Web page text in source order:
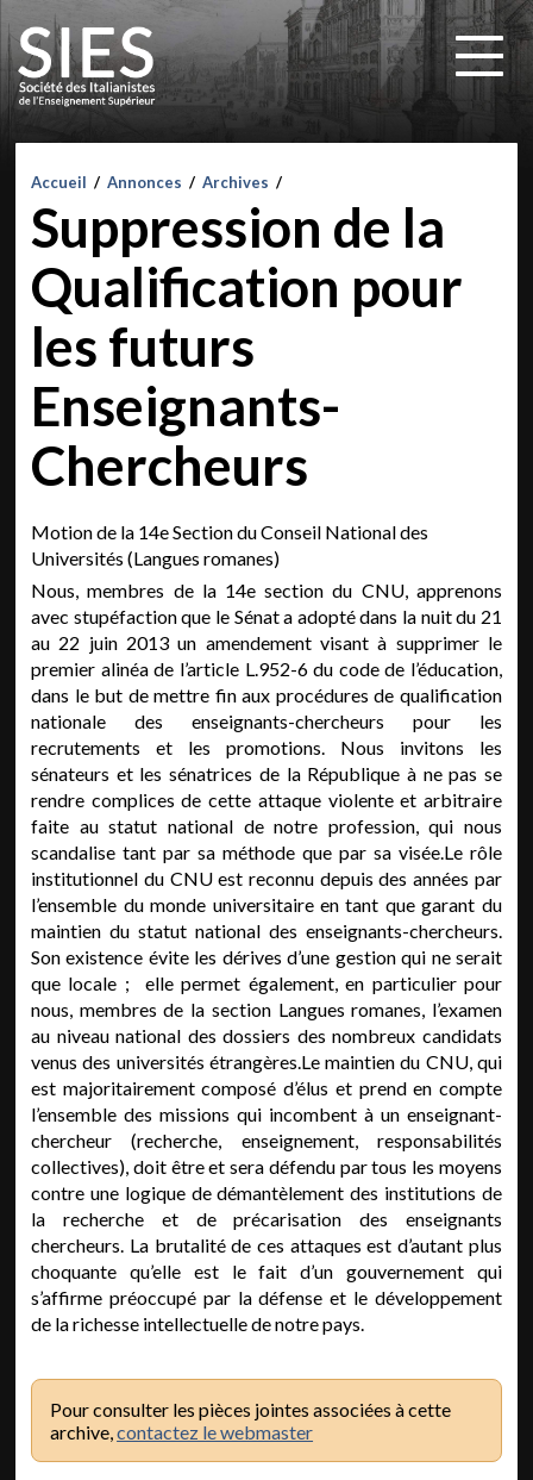
Accueil / Annonces / Archives /
Suppression de la
Qualification pour
les futurs
Enseignants-
Chercheurs
Motion de la 14e Section du Conseil National des
Universités (Langues romanes)
Nous, membres de la 14e section du CNU, apprenons
avec stupéfaction que le Sénat a adopté dans la nuit du 21
au 22 juin 2013 un amendement visant à supprimer le
premier alinéa de l’article L.952-6 du code de l’éducation,
dans le but de mettre fin aux procédures de qualification
nationale des enseignants-chercheurs pour les
recrutements et les promotions. Nous invitons les
sénateurs et les sénatrices de la République à ne pas se
rendre complices de cette attaque violente et arbitraire
faite au statut national de notre profession, qui nous
scandalise tant par sa méthode que par sa visée.Le rôle
institutionnel du CNU est reconnu depuis des années par
l’ensemble du monde universitaire en tant que garant du
maintien du statut national des enseignants-chercheurs.
Son existence évite les dérives d’une gestion qui ne serait
que locale ; elle permet également, en particulier pour
nous, membres de la section Langues romanes, l’examen
au niveau national des dossiers des nombreux candidats
venus des universités étrangères.Le maintien du CNU, qui
est majoritairement composé d’élus et prend en compte
l’ensemble des missions qui incombent à un enseignant-
chercheur (recherche, enseignement, responsabilités
collectives), doit être et sera défendu par tous les moyens
contre une logique de démantèlement des institutions de
la recherche et de précarisation des enseignants
chercheurs. La brutalité de ces attaques est d’autant plus
choquante qu’elle est le fait d’un gouvernement qui
s’affirme préoccupé par la défense et le développement
de la richesse intellectuelle de notre pays.
Pour consulter les pièces jointes associées à cette
archive,contactez le webmaster